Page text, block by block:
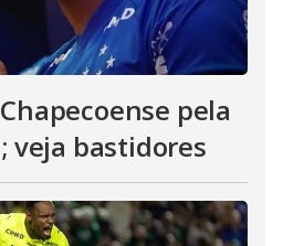
pela
veja bastidores